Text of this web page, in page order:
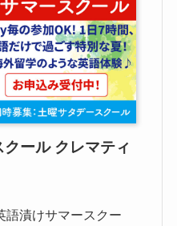
ール クレマティ
語漬けサマースクー